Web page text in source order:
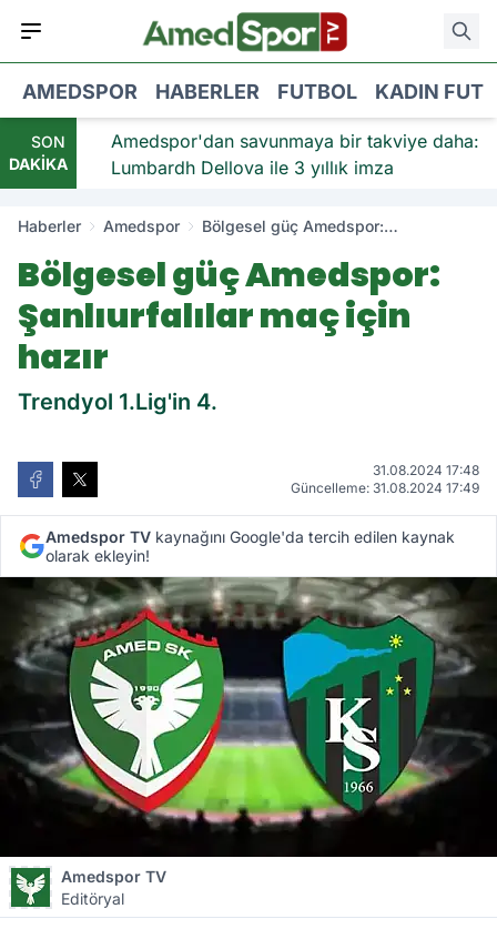
AMEDSPOR HABERLER FUTBOL KADIN
SON
DAKİKA
Amedspor'dan savunmaya bir takviye daha:
Lumbardh Dellova ile 3 yıllık imza
Haberler Amedspor
Bölgesel güç Amedspor:
Bölgesel güç Amedspor:
Şanlıurfalılar maç için
hazır
Trendyol 1.Lig'in 4.
31.08.2024 17:48
Güncelleme: 31.08.2024 17:49
Amedspor TV kaynağını Google'da tercih edilen kaynak
olarak ekleyin!
Amedspor TV
Editöryal